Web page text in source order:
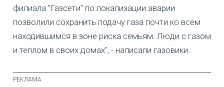
филиала "Газсети" по локализации аварии
позволили сохранить подачу газа почти ко всем
находившимся в зоне риска семьям. Люди с газом
и теплом в своих домах", - написали газовики.